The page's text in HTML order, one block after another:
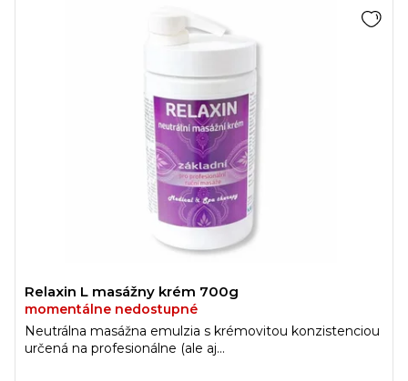
Relaxin L masážny krém 700g
momentálne nedostupné
Neutrálna masážna emulzia s krémovitou konzistenciou
určená na profesionálne (ale aj...